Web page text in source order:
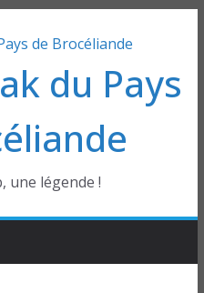
du Pays
une légende !